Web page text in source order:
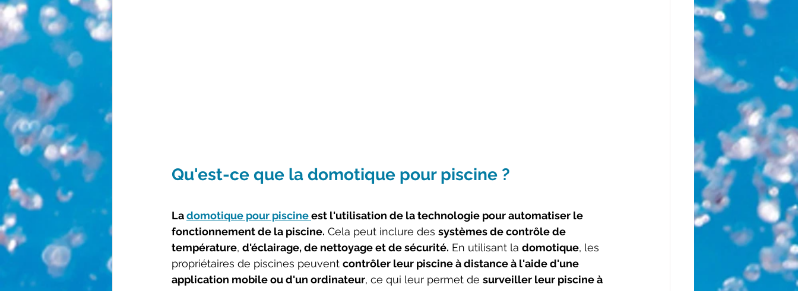
Qu'est-ce que la domotique pour piscine ?
La domotique pour piscine est l'utilisation de la technologie pour automatiser le
fonctionnement de la piscine. Cela peut inclure des systèmes de contrôle de
température, d'éclairage, de nettoyage et de sécurité. En utilisant la domotique, les
propriétaires de piscines peuvent contrôler leur piscine à distance à l'aide d'une
application mobile ou d'un ordinateur, ce qui leur permet de surveiller leur piscine à